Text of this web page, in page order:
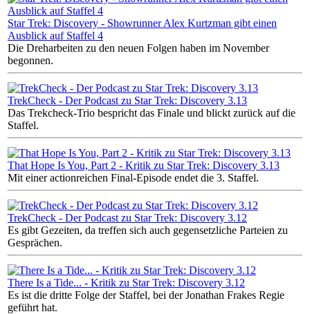
Star Trek: Discovery - Showrunner Alex Kurtzman gibt einen
Ausblick auf Staffel 4
Die Dreharbeiten zu den neuen Folgen haben im November
begonnen.
TrekCheck - Der Podcast zu Star Trek: Discovery 3.13
Das Trekcheck-Trio bespricht das Finale und blickt zurück auf die
Staffel.
That Hope Is You, Part 2 - Kritik zu Star Trek: Discovery 3.13
Mit einer actionreichen Final-Episode endet die 3. Staffel.
TrekCheck - Der Podcast zu Star Trek: Discovery 3.12
Es gibt Gezeiten, da treffen sich auch gegensetzliche Parteien zu
Gesprächen.
There Is a Tide... - Kritik zu Star Trek: Discovery 3.12
Es ist die dritte Folge der Staffel, bei der Jonathan Frakes Regie
geführt hat.